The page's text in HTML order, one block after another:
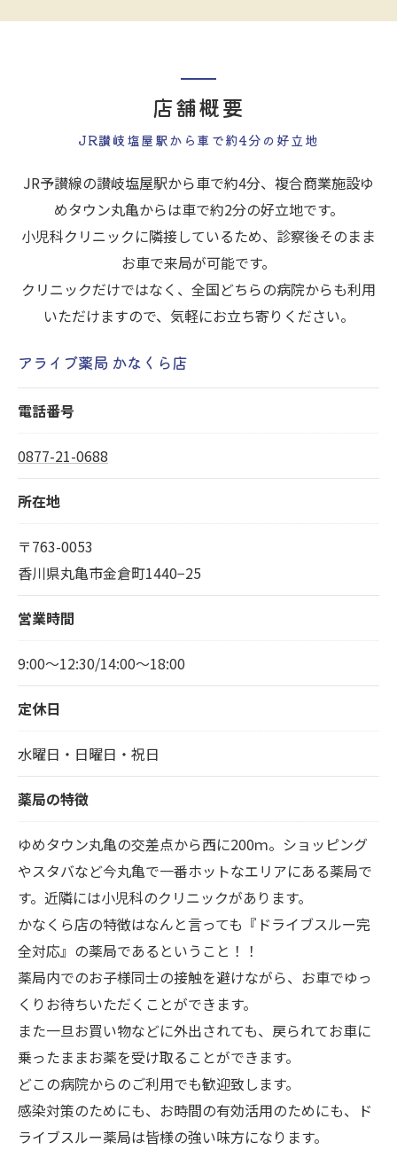
店舗概要
JR讃岐塩屋駅から車で約4分の好立地
JR予讃線の讃岐塩屋駅から車で約4分、複合商業施設ゆ
めタウン丸亀からは車で約2分の好立地です。
小児科クリニックに隣接しているため、診察後そのまま
お車で来局が可能です。
クリニックだけではなく、全国どちらの病院からも利用
いただけますので、気軽にお立ち寄りください。
アライブ薬局 かなくら店
電話番号
0877-21-0688
所在地
〒763-0053
香川県丸亀市金倉町1440−25
営業時間
9:00～12:30/14:00～18:00
定休日
水曜日・日曜日・祝日
薬局の特徴
ゆめタウン丸亀の交差点から西に200ｍ。ショッピング
やスタバなど今丸亀で一番ホットなエリアにある薬局で
す。近隣には小児科のクリニックがあります。
かなくら店の特徴はなんと言っても『ドライブスルー完
全対応』の薬局であるということ！！
薬局内でのお子様同士の接触を避けながら、お車でゆっ
くりお待ちいただくことができます。
また一旦お買い物などに外出されても、戻られてお車に
乗ったままお薬を受け取ることができます。
どこの病院からのご利用でも歓迎致します。
感染対策のためにも、お時間の有効活用のためにも、ド
ライブスルー薬局は皆様の強い味方になります。